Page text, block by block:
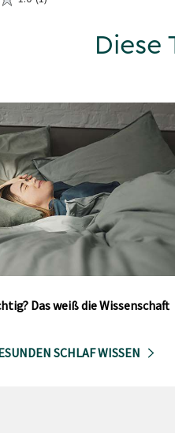
Diese
Das weiß die Wissenschaft
SCHLAF WISSEN